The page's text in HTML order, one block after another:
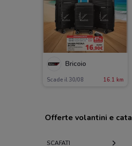
Bricoio
Scade il 30/08 16.1 km
Offerte volantini e
SCAFATI